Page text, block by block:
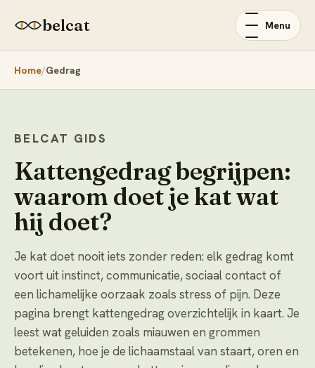
belcat Menu
Home Gedrag
BELCAT GIDS
Kattengedrag begrijpen:
waarom doet je kat wat
hij doet?
Je kat doet nooit iets zonder reden: elk gedrag komt
voort uit instinct, communicatie, sociaal contact of
een lichamelijke oorzaak zoals stress of pijn. Deze
pagina brengt kattengedrag overzichtelijk in kaart. Je
leest wat geluiden zoals miauwen en grommen
betekenen, hoe je de lichaamstaal van staart, oren en